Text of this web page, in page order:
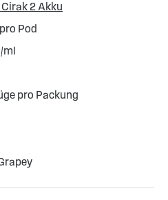
Cirak 2 Akku
Pod
ml
pro Packung